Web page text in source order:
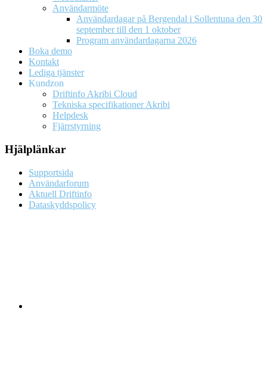
Användarmöte
Användardagar på Bergendal i Sollentuna den 30
september till den 1 oktober
Program användardagarna 2026
Boka demo
Kontakt
Lediga tjänster
Kundzon
Driftinfo Akribi Cloud
Tekniska specifikationer Akribi
Helpdesk
Fjärrstyrning
Hjälplänkar
Supportsida
Användarforum
Aktuell Driftinfo
Dataskyddspolicy